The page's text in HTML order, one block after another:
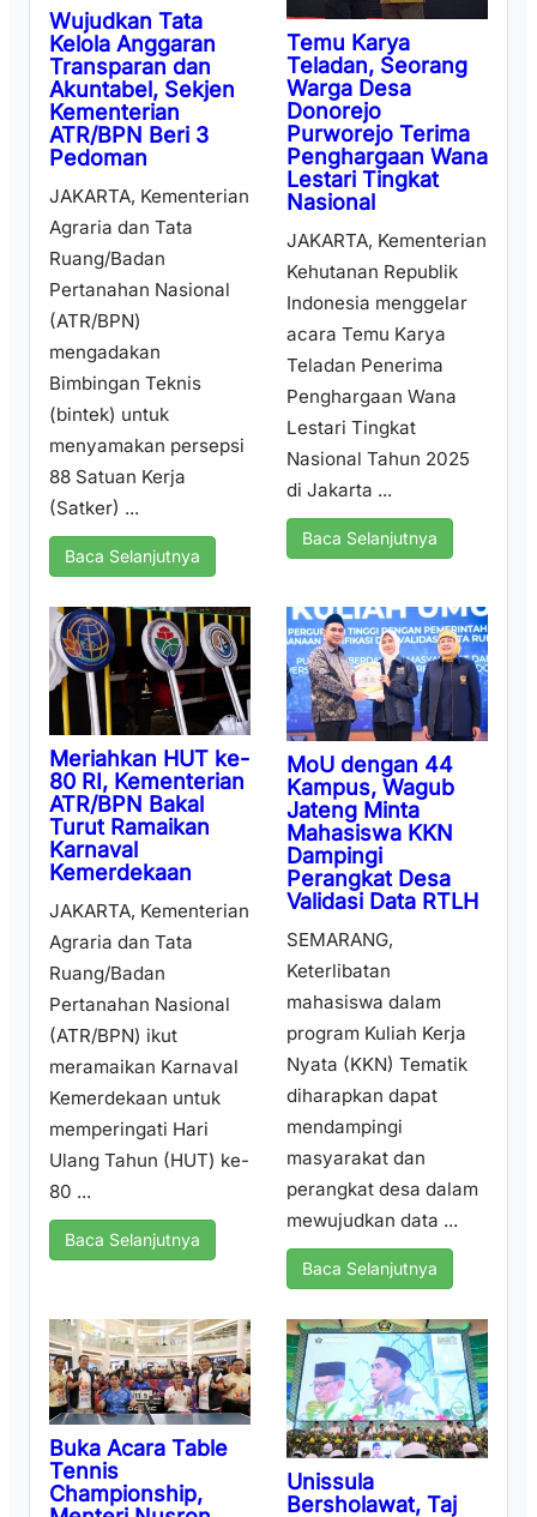
Wujudkan Tata
Kelola Anggaran
Transparan dan
Akuntabel, Sekjen
Kementerian
ATR/BPN Beri 3
Pedoman
JAKARTA, Kementerian
Agraria dan Tata
Ruang/Badan
Pertanahan Nasional
(ATR/BPN)
mengadakan
Bimbingan Teknis
(bintek) untuk
menyamakan persepsi
88 Satuan Kerja
(Satker) ...
Baca Selanjutnya
Temu Karya
Teladan, Seorang
Warga Desa
Donorejo
Purworejo Terima
Penghargaan Wana
Lestari Tingkat
Nasional
JAKARTA, Kementerian
Kehutanan Republik
Indonesia menggelar
acara Temu Karya
Teladan Penerima
Penghargaan Wana
Lestari Tingkat
Nasional Tahun 2025
di Jakarta ...
Baca Selanjutnya
Meriahkan HUT ke-
80 RI, Kementerian
ATR/BPN Bakal
Turut Ramaikan
Karnaval
Kemerdekaan
JAKARTA, Kementerian
Agraria dan Tata
Ruang/Badan
Pertanahan Nasional
(ATR/BPN) ikut
meramaikan Karnaval
Kemerdekaan untuk
memperingati Hari
Ulang Tahun (HUT) ke-
80 ...
Baca Selanjutnya
MoU dengan 44
Kampus, Wagub
Jateng Minta
Mahasiswa KKN
Dampingi
Perangkat Desa
Validasi Data RTLH
SEMARANG,
Keterlibatan
mahasiswa dalam
program Kuliah Kerja
Nyata (KKN) Tematik
diharapkan dapat
mendampingi
masyarakat dan
perangkat desa dalam
mewujudkan data ...
Baca Selanjutnya
Buka Acara Table
Tennis
Championship,
Unissula
Bersholawat, Taj